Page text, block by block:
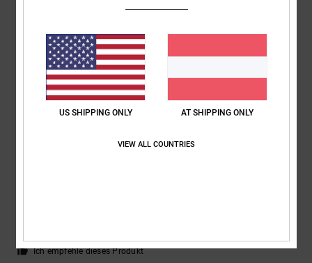
18. Juni 2026
Verifizierter Kauf
ausgewählt
Original anzeigen - Français
Komfort: 5/5 Preis-Leistungs-Verhältnis: 4/5 Größe: Perfekte Größe
Material: 4/5 Farbe: 4/5
5/5
Ich empfehle dieses Produkt
US SHIPPING ONLY AT SHIPPING ONLY
VIEW ALL COUNTRIES